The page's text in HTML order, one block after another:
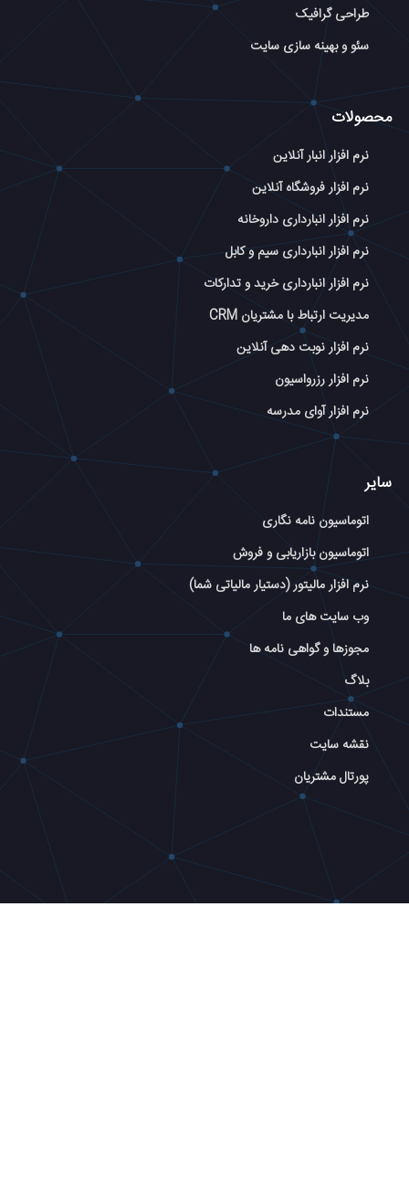
طراحی گرافیک
سئو و بهینه سازی سایت
محصولات
نرم افزار انبار آنلاین
نرم افزار فروشگاه آنلاین
نرم افزار انبارداری داروخانه
نرم افزار انبارداری سیم و کابل
نرم افزار انبارداری خرید و تدارکات
مدیریت ارتباط با مشتریان CRM
نرم افزار نوبت دهی آنلاین
نرم افزار رزرواسیون
نرم افزار آوای مدرسه
سایر
اتوماسیون نامه نگاری
اتوماسیون بازاریابی و فروش
نرم افزار مالیتور (دستیار مالیاتی شما)
وب سایت های ما
مجوزها و گواهی نامه ها
بلاگ
مستندات
نقشه سایت
پورتال مشتریان